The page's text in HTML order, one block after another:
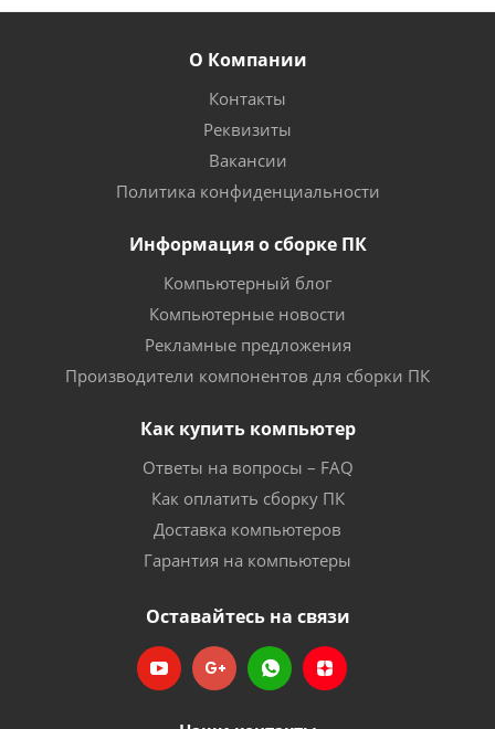
О Компании
Контакты
Реквизиты
Вакансии
Политика конфиденциальности
Информация о сборке ПК
Компьютерный блог
Компьютерные новости
Рекламные предложения
Производители компонентов для сборки ПК
Как купить компьютер
Ответы на вопросы – FAQ
Как оплатить сборку ПК
Доставка компьютеров
Гарантия на компьютеры
Оставайтесь на связи